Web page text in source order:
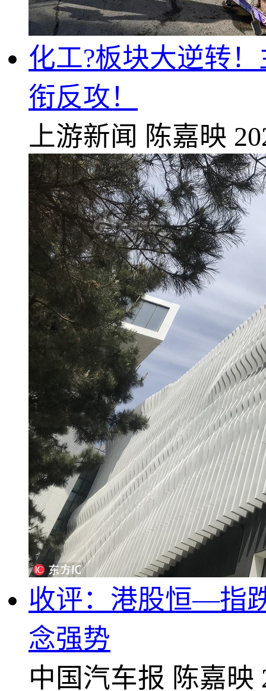
化工?板块大逆转
衔反攻！
上游新闻 陈嘉映
收评：港股恒—指
念强势
中国汽车报 陈嘉映